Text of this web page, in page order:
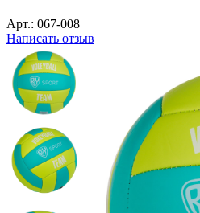
Арт.: 067-008
Написать отзыв